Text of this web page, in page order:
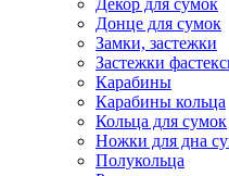
Декор для сумок
Донце для сумок
Замки, застежки
Застежки
Карабины
Карабины кольца
Кольца для сумок
Ножки для дна
Полукольца